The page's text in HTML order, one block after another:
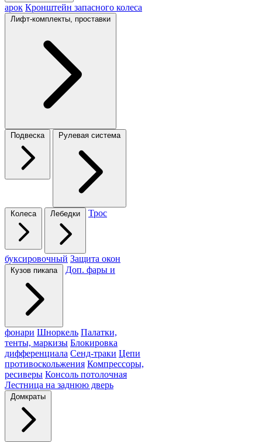
арок Кронштейн запасного колеса
Лифт-комплекты, проставки
Подвеска Рулевая система
Колеса Лебедки Трос
буксировочный Защита окон
Кузов пикапа Доп. фары и
фонари Шноркель Палатки,
тенты, маркизы Блокировка
дифференциала Сенд-траки Цепи
противоскольжения Компрессоры,
ресиверы Консоль потолочная
Лестница на заднюю дверь
Домкраты